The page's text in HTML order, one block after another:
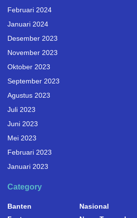
Februari 2024
Januari 2024
Desember 2023
November 2023
Oktober 2023
September 2023
Agustus 2023
Juli 2023
Juni 2023
Mei 2023
Februari 2023
Januari 2023
Category
Banten
Nasional